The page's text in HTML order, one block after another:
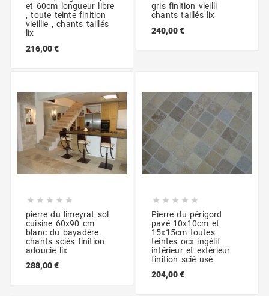
et 60cm longueur libre
, toute teinte finition
vieillie , chants taillés
lix
216,00 €
gris finition vieilli
chants taillés lix
240,00 €
    
pierre du limeyrat sol
cuisine 60x90 cm
blanc du bayadère
chants sciés finition
adoucie lix
288,00 €
    
Pierre du périgord
pavé 10x10cm et
15x15cm toutes
teintes ocx ingélif
intérieur et extérieur
finition scié usé
204,00 €